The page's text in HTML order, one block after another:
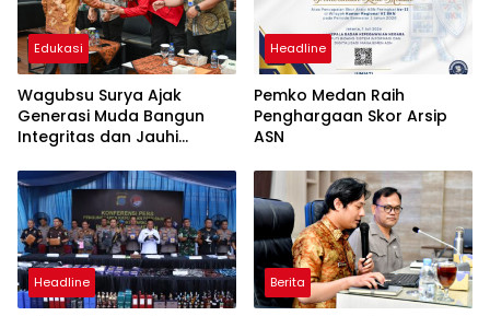
Edukasi
Wagubsu Surya Ajak
Generasi Muda Bangun
Integritas dan Jauhi
Headline
Pemko Medan Raih
Penghargaan Skor Arsip
ASN
Headline Berita